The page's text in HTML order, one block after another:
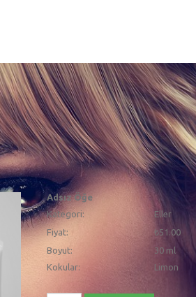
Adsız Öğe
Kategori:
Eller
Fiyat:
₺51.00
Boyut:
30 ml
Kokular:
Limon